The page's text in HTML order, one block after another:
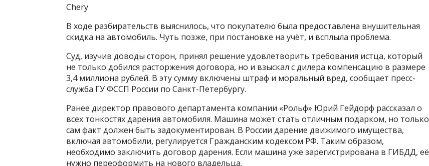
Chery
В ходе разбирательств выяснилось, что покупателю была предоставлена внушительная
скидка на автомобиль. Чуть позже, при постановке на учёт, и всплыла проблема.
Суд, изучив доводы сторон, принял решение удовлетворить требования истца, который
не только добился расторжения договора, но и взыскал с дилера компенсацию в размере
3,4 миллиона рублей. В эту сумму включены штраф и моральный вред, сообщает пресс-
служба ГУ ФССП России по Санкт-Петербургу.
Ранее директор правового департамента компании «Рольф» Юрий Гейдорф рассказал о
всех тонкостях дарения автомобиля. Машина может стать отличным подарком, но только
сам факт должен быть задокументирован. В России дарение движимого имущества,
включая автомобили, регулируется Гражданским кодексом РФ. Таким образом,
необходимо заключить договор дарения. Если машина уже зарегистрирована в ГИБДД, её
нужно переоформить на нового владельца.